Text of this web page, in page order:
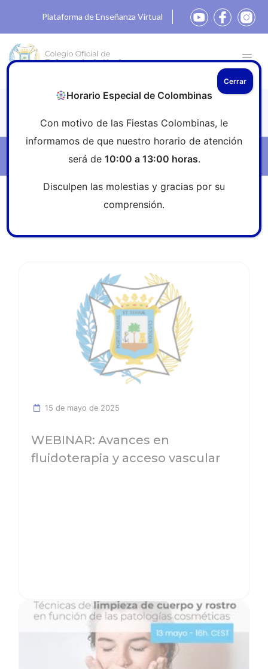
Plataforma de Enseñanza Virtual
»Webinar
15 de mayo de 2025
WEBINAR: Avances en
fluidoterapia y acceso vascular
Ver noticia
Horario Especial de Colombinas
Con motivo de las Fiestas Colombinas, le
informamos de que nuestro horario de atención
será de 10:00 a 13:00 horas.
Disculpen las molestias y gracias por su
comprensión.
Cerrar